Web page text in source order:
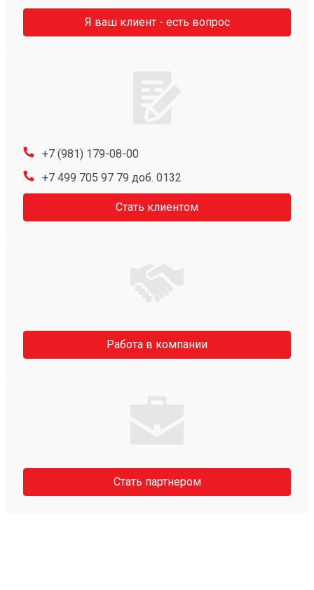
Я ваш клиент - есть вопрос
+7 (981) 179-08-00
+7 499 705 97 79 доб. 0132
Стать клиентом
Работа в компании
Стать партнером